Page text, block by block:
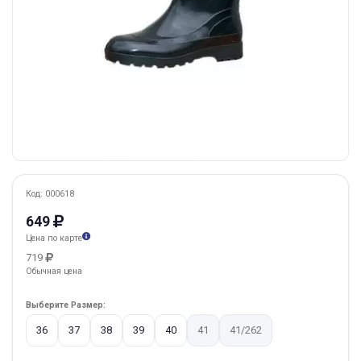
Код: 000618
649
Цена по карте
719
Обычная цена
Выберите Размер:
36 37 38 39 40 41 41/262